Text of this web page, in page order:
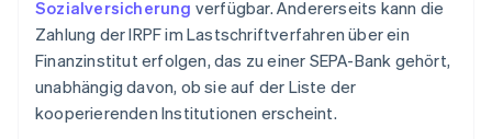
Sozialversicherung verfügbar. Andererseits kann die
Zahlung der IRPF im Lastschriftverfahren über ein
Finanzinstitut erfolgen, das zu einer SEPA-Bank gehört,
unabhängig davon, ob sie auf der Liste der
kooperierenden Institutionen erscheint.